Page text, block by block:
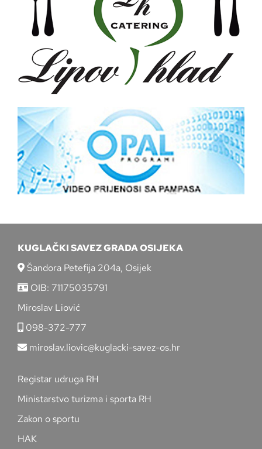
KUGLAČKI SAVEZ GRADA OSIJEKA
Šandora Petefija 204a, Osijek
OIB: 71175035791
Miroslav Liović
098-372-777
miroslav.liovic@kuglacki-savez-os.hr
Registar udruga RH
Ministarstvo turizma i sporta RH
Zakon o sportu
HAK